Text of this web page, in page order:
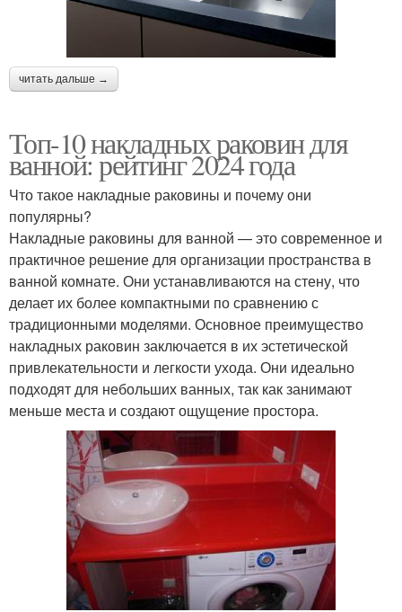
читать дальше →
Топ-10 накладных раковин для
ванной: рейтинг 2024 года
Что такое накладные раковины и почему они
популярны?
Накладные раковины для ванной — это современное и
практичное решение для организации пространства в
ванной комнате. Они устанавливаются на стену, что
делает их более компактными по сравнению с
традиционными моделями. Основное преимущество
накладных раковин заключается в их эстетической
привлекательности и легкости ухода. Они идеально
подходят для небольших ванных, так как занимают
меньше места и создают ощущение простора.